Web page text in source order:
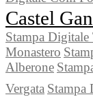
Castel
Stampa
Monastero
Alberone
Vergata Stampa